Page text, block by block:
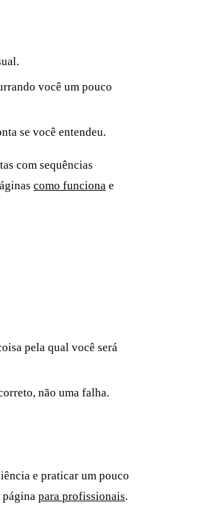
você um pouco
se você entendeu.
com sequências
como funciona e
pela qual você será
não uma falha.
e praticar um pouco
página para profissionais.